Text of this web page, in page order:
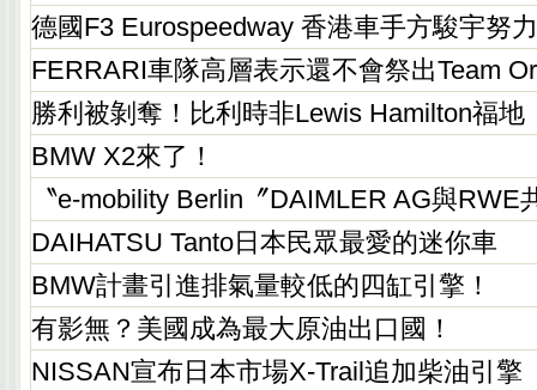
德國F3 Eurospeedway 香港車手方駿宇努
FERRARI車隊高層表示還不會祭出Team
勝利被剝奪！比利時非Lewis Hamilton福地
BMW X2來了！
〝e-mobility Berlin〞DAIMLER AG與RWE
DAIHATSU Tanto日本民眾最愛的迷你車
BMW計畫引進排氣量較低的四缸引擎！
有影無？美國成為最大原油出口國！
NISSAN宣布日本市場X-Trail追加柴油引擎